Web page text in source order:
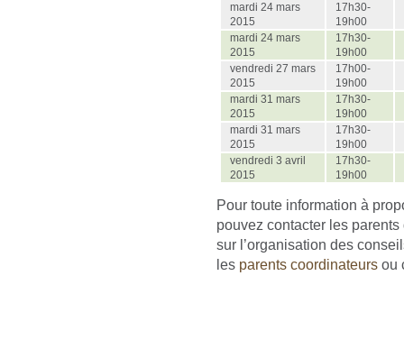
mardi 24 mars
2015
17h30-
19h00
mardi 24 mars
2015
17h30-
19h00
vendredi 27 mars
2015
17h00-
19h00
mardi 31 mars
2015
17h30-
19h00
mardi 31 mars
2015
17h30-
19h00
vendredi 3 avril
2015
17h30-
19h00
Pour toute information à
pouvez contacter les
sur l’organisation des
les parents coordinateurs ou